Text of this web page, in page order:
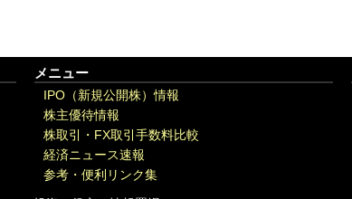
メニュー
IPO（新規公開株）情報
株主優待情報
株取引・FX取引手数料比較
経済ニュース速報
参考・便利リンク集